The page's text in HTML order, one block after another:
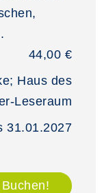
44,00 €
Haus des
Leseraum
31.01.2027